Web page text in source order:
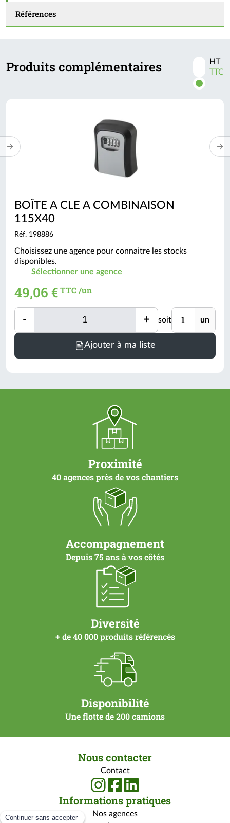
Références
Produits complémentaires
Activer
les
HT
TTC
BOÎTE A CLE A COMBINAISON
115X40
Réf. 198886
Choisissez une agence pour connaitre les stocks
disponibles.
Sélectionner une agence
49,06 € TTC /un
- Quantité + soit Unité un
Ajouter à ma liste
Proximité
40 agences près de vos chantiers
Accompagnement
Depuis 75 ans à vos côtés
Diversité
+ de 40 000 produits référencés
Disponibilité
Une flotte de 200 camions
Nous contacter
Contact
Informations pratiques
Nos agences